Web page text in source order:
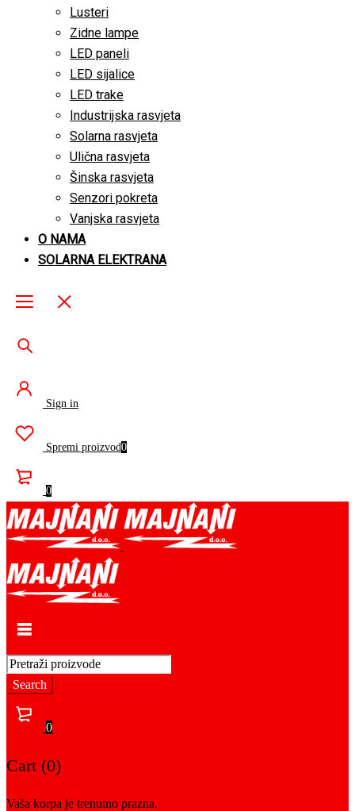
Lusteri
Zidne lampe
LED paneli
LED sijalice
LED trake
Industrijska rasvjeta
Solarna rasvjeta
Ulična rasvjeta
Šinska rasvjeta
Senzori pokreta
Vanjska rasvjeta
O NAMA
SOLARNA ELEKTRANA
Sign in
Spremi proizvod0
0
0
Cart (0)
Vaša korpa je trenutno prazna.